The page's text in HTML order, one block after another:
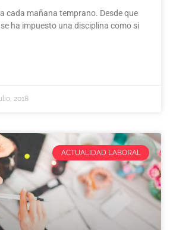
cada mañana temprano. Desde que
ha impuesto una disciplina como si
2018
ACTUALIDAD LABORAL